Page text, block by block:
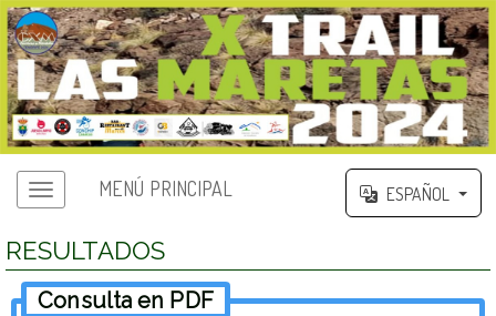
MENÚ PRINCIPAL ESPAÑOL
RESULTADOS
Consulta en PDF